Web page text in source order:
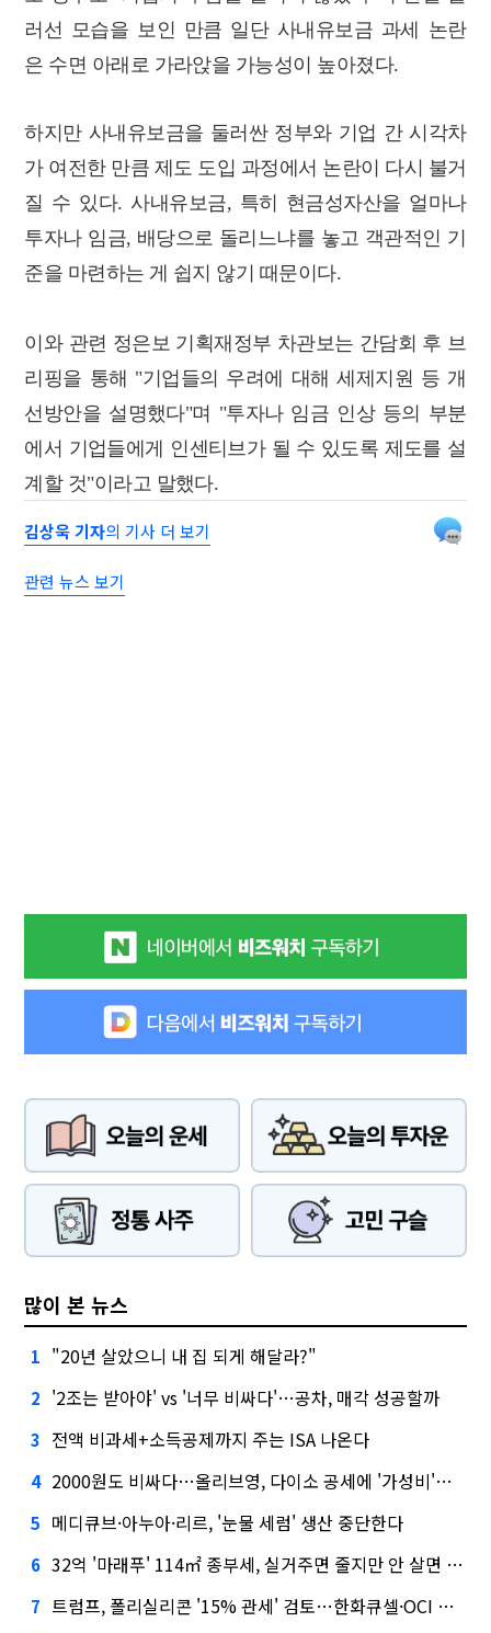
러선 모습을 보인 만큼 일단 사내유보금 과세 논란
은 수면 아래로 가라앉을 가능성이 높아졌다.
하지만 사내유보금을 둘러싼 정부와 기업 간 시각차
가 여전한 만큼 제도 도입 과정에서 논란이 다시 불거
질 수 있다. 사내유보금, 특히 현금성자산을 얼마나
투자나 임금, 배당으로 돌리느냐를 놓고 객관적인 기
준을 마련하는 게 쉽지 않기 때문이다.
이와 관련 정은보 기획재정부 차관보는 간담회 후 브
리핑을 통해 "기업들의 우려에 대해 세제지원 등 개
선방안을 설명했다"며 "투자나 임금 인상 등의 부분
에서 기업들에게 인센티브가 될 수 있도록 제도를 설
계할 것"이라고 말했다.
김상욱 기자의 기사 더 보기
관련 뉴스 보기
많이 본 뉴스
1 "20년 살았으니 내 집 되게 해달라?"
2 '2조는 받아야' vs '너무 비싸다'…공차, 매각 성공할까
3 전액 비과세+소득공제까지 주는 ISA 나온다
4 2000원도 비싸다…올리브영, 다이소 공세에 '가성비'로 맞불
5 메디큐브·아누아·리르, '눈물 세럼' 생산 중단한다
6 32억 '마래푸' 114㎡ 종부세, 실거주면 줄지만 안 살면 2.5배
7 트럼프, 폴리실리콘 '15% 관세' 검토…한화큐셀·OCI 영향은?